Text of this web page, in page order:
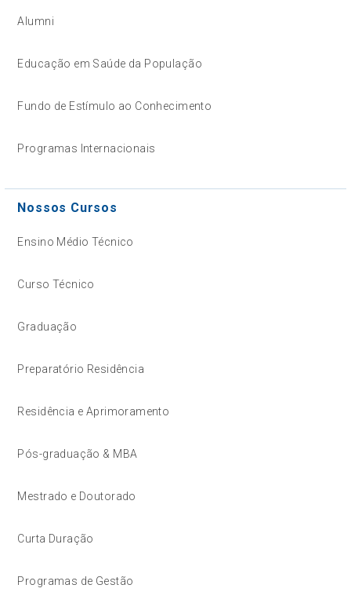
Alumni
Educação em Saúde da População
Fundo de Estímulo ao Conhecimento
Programas Internacionais
Nossos Cursos
Ensino Médio Técnico
Curso Técnico
Graduação
Preparatório Residência
Residência e Aprimoramento
Pós-graduação & MBA
Mestrado e Doutorado
Curta Duração
Programas de Gestão